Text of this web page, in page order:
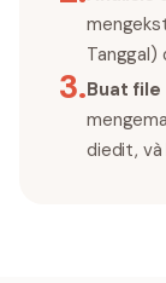
Tanggal)
3.Buat file
diedit, và